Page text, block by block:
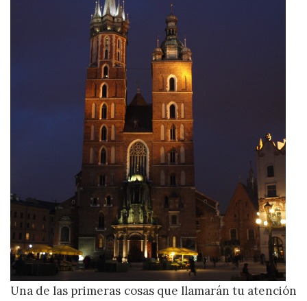
Una de las primeras cosas que llamarán tu atención